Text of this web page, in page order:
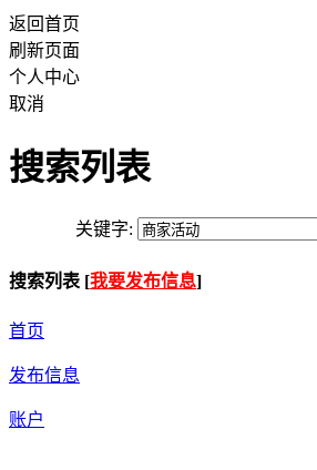
返回首页
刷新页面
个人中心
取消
搜索列表
关键字:
搜索列表 [我要发布信息]
首页
发布信息
账户